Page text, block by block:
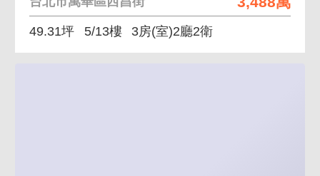
49.31坪 5/13樓 3房(室)2廳2衛